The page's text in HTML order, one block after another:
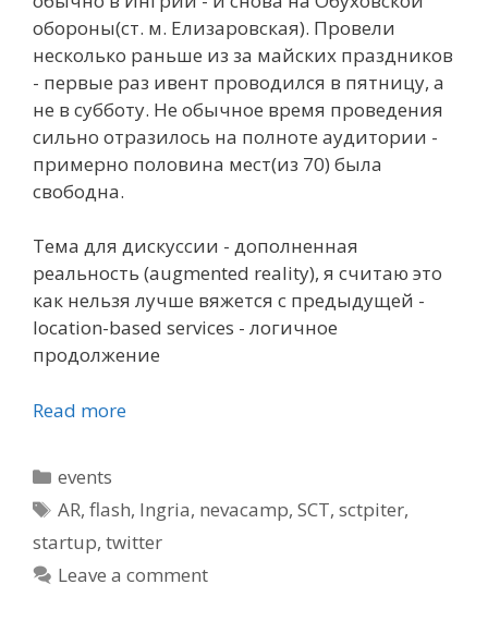
обороны(ст. м. Елизаровская). Провели
несколько раньше из за майских праздников
- первые раз ивент проводился в пятницу, а
не в субботу. Не обычное время проведения
сильно отразилось на полноте аудитории -
примерно половина мест(из 70) была
свободна.
Тема для дискуссии - дополненная
реальность (augmented reality), я считаю это
как нельзя лучше вяжется с предыдущей -
location-based services - логичное
продолжение
Read more
Categories
events
Tags
AR,flash, Ingria, nevacamp,SCT,sctpiter,
startup, twitter
Leave a comment